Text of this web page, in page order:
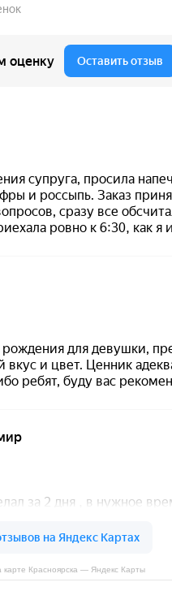
карте Красноярска — Яндекс Карты